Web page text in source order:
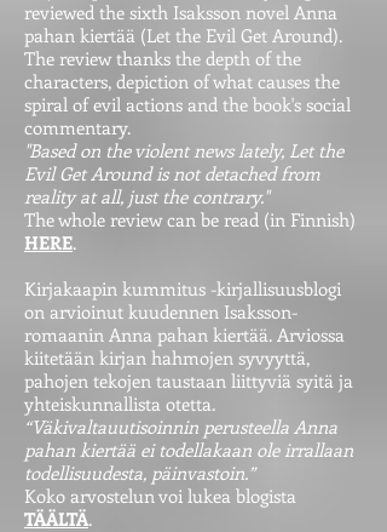
reviewed the sixth Isaksson novel Anna
pahan kiertää (Let the Evil Get Around).
The review thanks the depth of the
characters, depiction of what causes the
spiral of evil actions and the book's social
commentary.
"Based on the violent news lately, Let the
Evil Get Around is not detached from
reality at all, just the contrary."
The whole review can be read (in Finnish)
HERE.
Kirjakaapin kummitus -kirjallisuusblogi
on arvioinut kuudennen Isaksson-
romaanin Anna pahan kiertää. Arviossa
kiitetään kirjan hahmojen syvyyttä,
pahojen tekojen taustaan liittyviä syitä ja
yhteiskunnallista otetta.
“Väkivaltauutisoinnin perusteella Anna
pahan kiertää ei todellakaan ole irrallaan
todellisuudesta, päinvastoin.”
Koko arvostelun voi lukea blogista
TÄÄLTÄ.